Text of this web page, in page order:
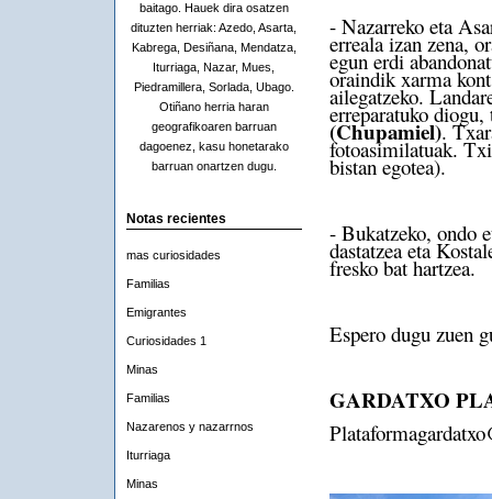
baitago. Hauek dira osatzen
dituzten herriak: Azedo, Asarta,
Kabrega, Desiñana, Mendatza,
Iturriaga, Nazar, Mues,
Piedramillera, Sorlada, Ubago.
Otiñano herria haran
geografikoaren barruan
dagoenez, kasu honetarako
barruan onartzen dugu.
Notas recientes
mas curiosidades
Familias
Emigrantes
Curiosidades 1
Minas
Familias
Nazarenos y nazarrnos
Iturriaga
Minas
- Nazarreko eta
erreala izan zena,
egun erdi
oraindik xarma
ailegatzeko.
erreparatuko diogu,
(Chupamiel).
fotoasimilatuak.
bistan egotea).
- Bukatzeko, ondo
dastatzea eta
fresko bat hartzea.
Espero dugu zuen
GARDATXO